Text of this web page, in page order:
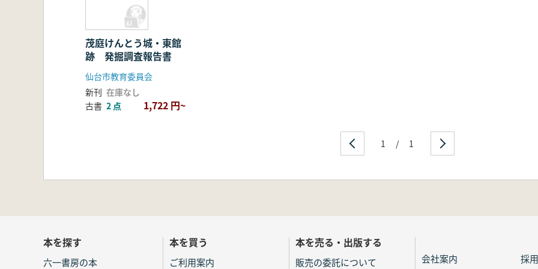
茂庭けんとう城・東館
跡 発掘調査報告書
仙台市教育委員会
新刊 在庫なし
古書 2 点 1,722 円~
1 / 1
本を探す
六一書房の本
本を買う
ご利用案内
本を売る・出版する
販売の委託について 会社案内 採